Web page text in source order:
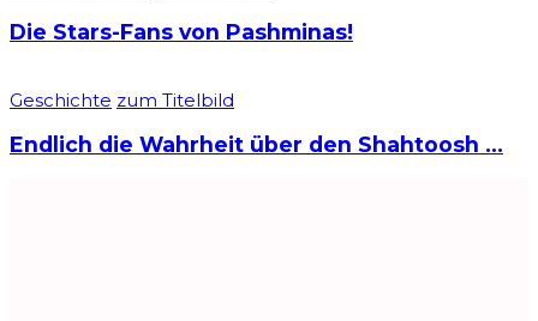
Die Stars-Fans von Pashminas!
Geschichte zum Titelbild
Endlich die Wahrheit über den Shahtoosh …